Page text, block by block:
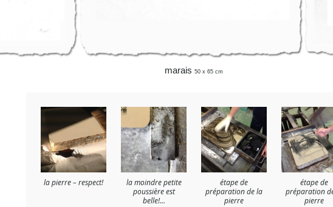
marais 50 x 65 cm
la pierre – respect!
la moindre petite
poussière est
belle!…
étape de
préparation de la
pierre
étape de
préparation
pierre